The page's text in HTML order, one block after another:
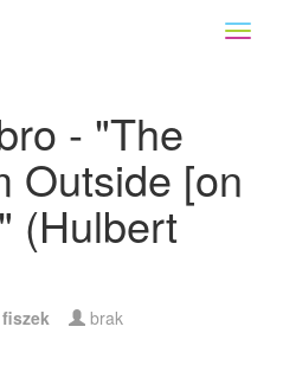
- "The
Outside [on
(Hulbert
fiszek brak